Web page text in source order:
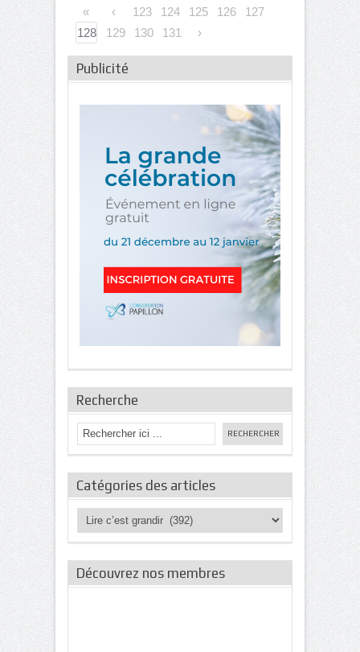
« ‹ 123 124 125 126
127
128
129 130 131 ›
Publicité
Recherche
Catégories des articles
Catégories
des
Découvrez nos membres